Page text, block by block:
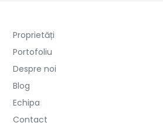
Proprietăți
Portofoliu
Despre noi
Blog
Echipa
Contact